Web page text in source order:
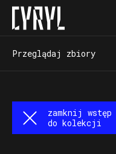
Przeglądaj zbiory
zamknij wstęp
do kolekcji